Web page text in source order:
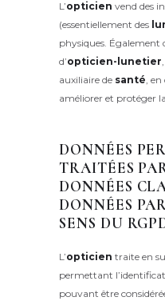
L’opticien vend des
(essentiellement des
physiques. Également
d’opticien-lunetier
auxiliaire de santé, en
améliorer et protéger
DONNÉES
TRAITÉES
DONNÉES
DONNÉES
SENS DU
L’opticien traite en
permettant
pouvant être